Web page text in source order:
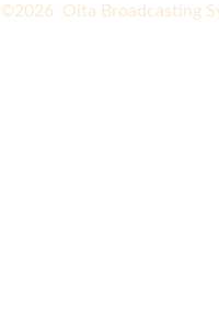
©2026 Oita Broadcasting